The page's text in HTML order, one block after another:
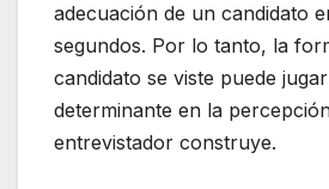
adecuación de un candidato
segundos. Por lo tanto, la
candidato se viste puede
determinante en la
entrevistador construye.